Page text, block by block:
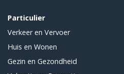
Particulier
Verkeer en Vervoer
Huis en Wonen
Gezin en Gezondheid